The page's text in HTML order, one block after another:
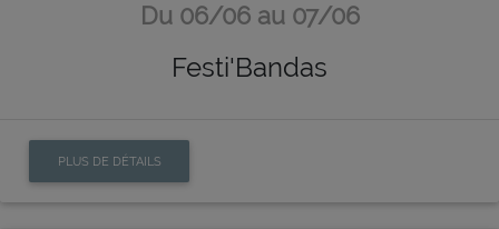
Du 06/06 au 07/06
Festi'Bandas
PLUS DE DÉTAILS